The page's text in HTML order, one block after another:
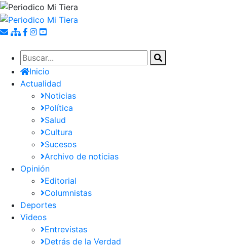
Pasar
al
contenido
Inicio
Actualidad
Noticias
Política
Salud
Cultura
Sucesos
Archivo de noticias
Opinión
Editorial
Columnistas
Deportes
Videos
Entrevistas
Detrás de la Verdad